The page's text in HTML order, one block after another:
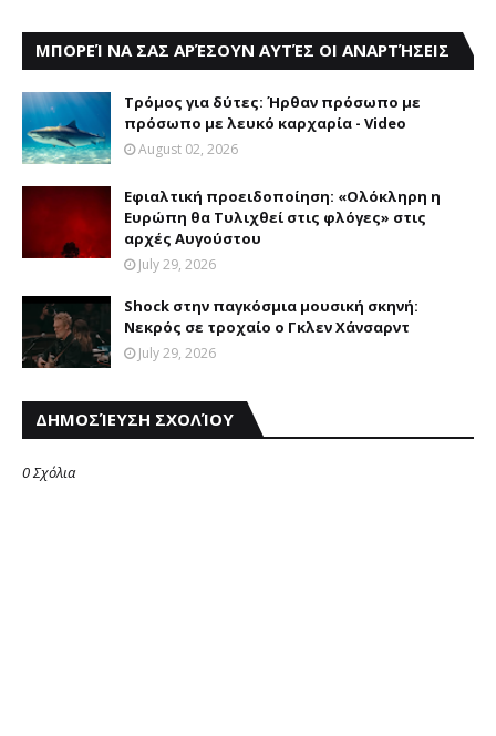
ΜΠΟΡΕΊ ΝΑ ΣΑΣ ΑΡΈΣΟΥΝ ΑΥΤΈΣ ΟΙ ΑΝΑΡΤΉΣΕΙΣ
Τρόμος για δύτες: Ήρθαν πρόσωπο με
πρόσωπο με λευκό καρχαρία - Video
August 02, 2026
Eφιαλτική προειδοποίηση: «Oλόκληρη η
Eυρώπη θα Tυλιχθεί στις φλόγες» στις
αρχές Aυγούστου
July 29, 2026
Shock στην παγκόσμια μουσική σκηνή:
Νεκρός σε τροχαίο ο Γκλεν Χάνσαρντ
July 29, 2026
ΔΗΜΟΣΊΕΥΣΗ ΣΧΟΛΊΟΥ
0 Σχόλια